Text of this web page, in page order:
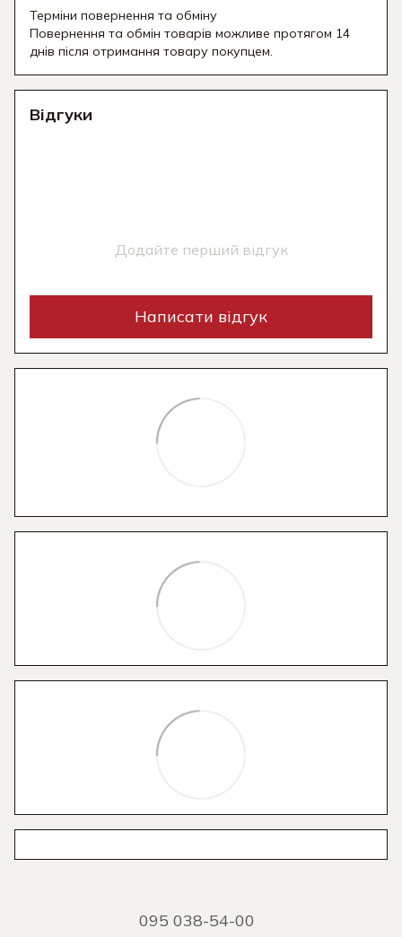
Терміни повернення та обміну
Повернення та обмін товарів можливе протягом 14
днів після отримання товару покупцем.
Відгуки
Додайте перший відгук
Написати відгук
095 038-54-00